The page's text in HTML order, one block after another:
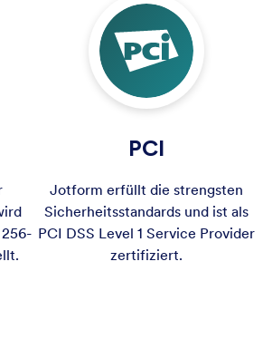
PCI
Jotform erfüllt die strengsten
Sicherheitsstandards und ist als
PCI DSS Level 1 Service Provider
zertifiziert.